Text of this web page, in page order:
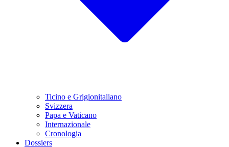
Ticino e Grigionitaliano
Svizzera
Papa e Vaticano
Internazionale
Cronologia
Dossiers